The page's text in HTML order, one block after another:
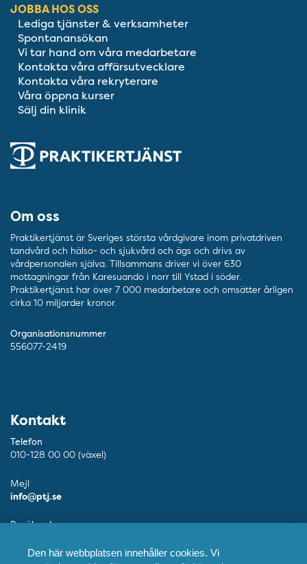
Den här webbplatsen innehåller cookies. Vi
JOBBA HOS OSS
Lediga tjänster & verksamheter
Spontanansökan
Vi tar hand om våra medarbetare
Kontakta våra affärsutvecklare
Kontakta våra rekryterare
Våra öppna kurser
Sälj din klinik
Om oss
Praktikertjänst är Sveriges största vårdgivare inom privatdriven
tandvård och hälso- och sjukvård och ägs och drivs av
vårdpersonalen själva. Tillsammans driver vi över 630
mottagningar från Karesuando i norr till Ystad i söder.
Praktikertjänst har över 7 000 medarbetare och omsätter årligen
cirka 10 miljarder kronor.
Organisationsnummer
556077-2419
Kontakt
Telefon
010-128 00 00 (växel)
Mejl
info@ptj.se
Besöksadress